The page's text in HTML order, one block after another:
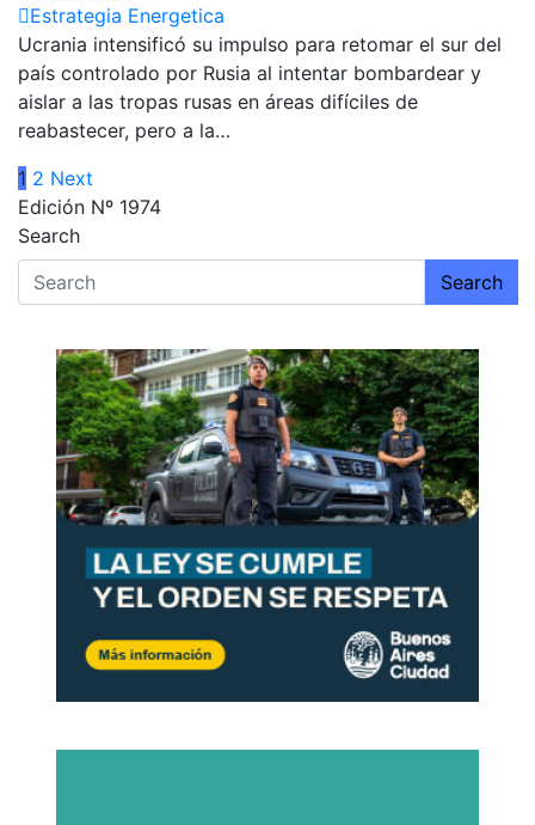
Estrategia Energetica
Ucrania intensificó su impulso para retomar el sur del
país controlado por Rusia al intentar bombardear y
aislar a las tropas rusas en áreas difíciles de
reabastecer, pero a la…
Paginación
de
entradas
1 2 Next
Edición Nº 1974
Search
Search